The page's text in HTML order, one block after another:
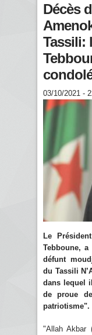
Décès
Tassili:
03/10/2021 -
Le
Tebboune,
défunt
du Tassili
dans lequel
de proue
patriotisme".
"Allah Akbar